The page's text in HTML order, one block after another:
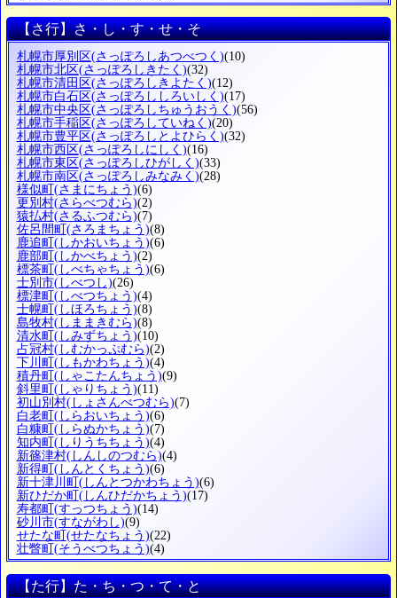
【さ行】さ・し・す・せ・そ
札幌市厚別区(さっぽろしあつべつく)(10)
札幌市北区(さっぽろしきたく)(32)
札幌市清田区(さっぽろしきよたく)(12)
札幌市白石区(さっぽろししろいしく)(17)
札幌市中央区(さっぽろしちゅうおうく)(56)
札幌市手稲区(さっぽろしていねく)(20)
札幌市豊平区(さっぽろしとよひらく)(32)
札幌市西区(さっぽろしにしく)(16)
札幌市東区(さっぽろしひがしく)(33)
札幌市南区(さっぽろしみなみく)(28)
様似町 (さまにちょう)(6)
更別村(さらべつむら)(2)
猿払村(さるふつむら)(7)
佐呂間町 (さろまちょう)(8)
鹿追町 (しかおいちょう)(6)
鹿部町 (しかべちょう)(2)
標茶町 (しべちゃちょう)(6)
士別市(しべつし)(26)
標津町 (しべつちょう)(4)
士幌町 (しほろちょう)(8)
島牧村(しままきむら)(8)
清水町 (しみずちょう)(10)
占冠村(しむかっぷむら)(2)
下川町 (しもかわちょう)(4)
積丹町 (しゃこたんちょう)(9)
斜里町 (しゃりちょう)(11)
初山別村(しょさんべつむら)(7)
白老町 (しらおいちょう)(6)
白糠町 (しらぬかちょう)(7)
知内町 (しりうちちょう)(4)
新篠津村(しんしのつむら)(4)
新得町 (しんとくちょう)(6)
新十津川町 (しんとつかわちょう)(6)
新ひだか町 (しんひだかちょう)(17)
寿都町 (すっつちょう)(14)
砂川市(すながわし)(9)
せたな町 (せたなちょう)(22)
壮瞥町 (そうべつちょう)(4)
【た行】た・ち・つ・て・と